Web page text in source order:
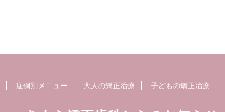
症例別メニュー 大人の矯正治療 子どもの矯正治療